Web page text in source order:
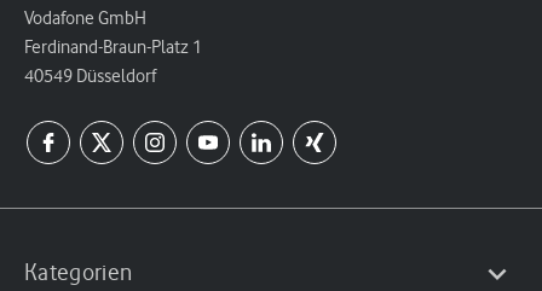
Vodafone GmbH
Ferdinand-Braun-Platz 1
40549 Düsseldorf
Kategorien